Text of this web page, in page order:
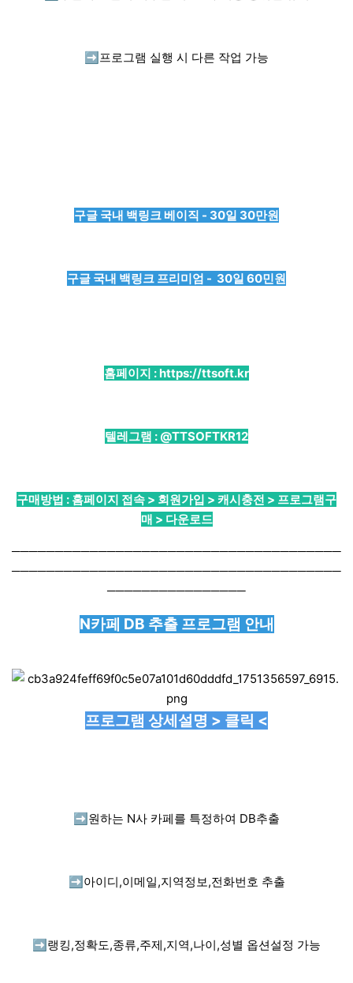
➡️ 프로그램 실행 시 다른 작업 가능
구글 국내 백링크 베이직 - 30일 30만원
구글 국내 백링크 프리미엄 - 30일 60민원
홈페이지 :https://ttsoft.kr
텔레그램 : @TTSOFTKR12
구매방법 : 홈페이지 접속 > 회원가입 > 캐시충전 > 프로그램구
매 > 다운로드
──────────────────────────────────────
──────────────────────────────────────
────────────────
N카페 DB 추출 프로그램 안내
프로그램 상세설명 > 클릭 <
➡️ 원하는 N사 카페를 특정하여 DB추출
➡️ 아이디,이메일,지역정보,전화번호 추출
➡️ 랭킹,정확도,종류,주제,지역,나이,성별 옵션설정 가능